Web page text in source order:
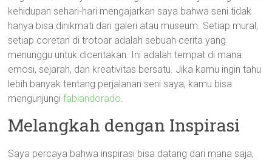
kehidupan sehari-hari mengajarkan saya bahwa seni tidak
hanya bisa dinikmati dari galeri atau museum. Setiap mural,
setiap coretan di trotoar adalah sebuah cerita yang
menunggu untuk diceritakan. Ini adalah tempat di mana
emosi, sejarah, dan kreativitas bersatu. Jika kamu ingin tahu
lebih banyak tentang perjalanan seni saya, kamu bisa
mengunjungifabiandorado.
Melangkah dengan Inspirasi
Saya percaya bahwa inspirasi bisa datang dari mana saja,